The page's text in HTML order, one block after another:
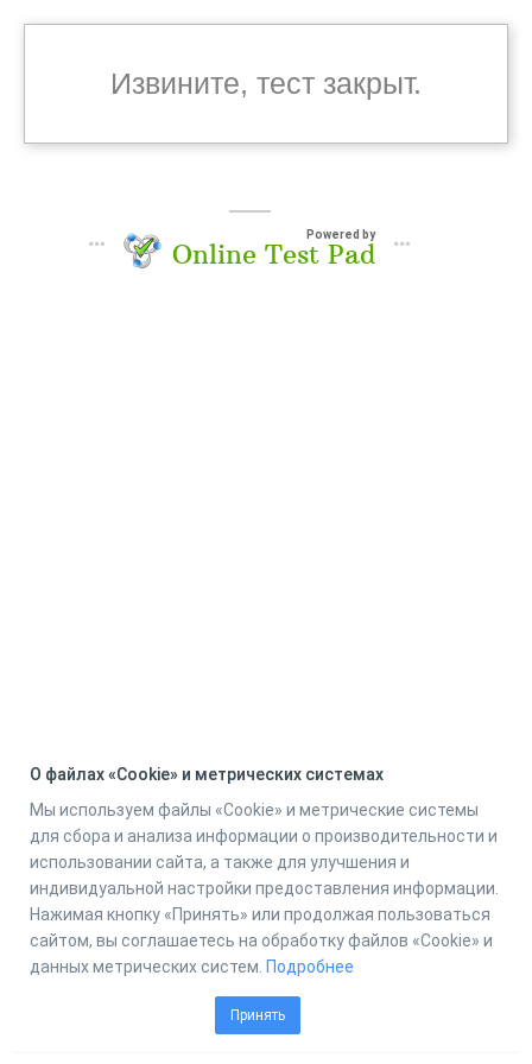
Извините, тест закрыт.
Powered by
Online Test Pad
О файлах «Cookie» и метрических системах
Мы используем файлы «Cookie» и метрические системы
для сбора и анализа информации о производительности и
использовании сайта, а также для улучшения и
индивидуальной настройки предоставления информации.
Нажимая кнопку «Принять» или продолжая пользоваться
сайтом, вы соглашаетесь на обработку файлов «Cookie» и
данных метрических систем. Подробнее
Принять